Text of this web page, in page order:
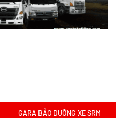
xe tải SRM T30 hay Tera 100?
chi tiết
tiết >>
GARA BẢO DƯỠNG XE SRM